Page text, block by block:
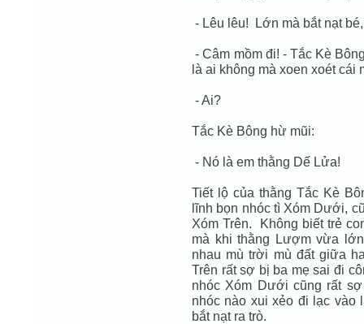
- Lêu lêu! Lớn mà bắt nạt
- Câm mồm đi! - Tắc Kè
là ai không mà xoen xoét cái
- Ai?
Tắc Kè Bông hừ mũi:
- Nó là em thằng Dế Lửa!
Tiết lộ của thằng Tắc Kè
lĩnh bọn nhóc tì Xóm Dưới,
Xóm Trên. Không biết trẻ
mà khi thằng Lượm vừa
nhau mù trời mù đất giữa
Trên rất sợ bị ba mẹ sai đi
nhóc Xóm Dưới cũng rất
nhóc nào xui xẻo đi lạc vào
bắt nạt ra trò.